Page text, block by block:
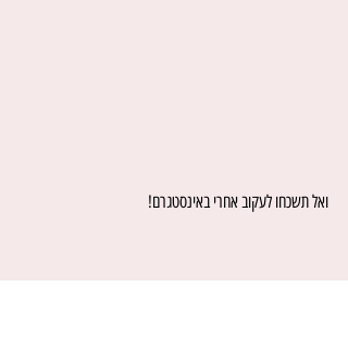
ואל תשכחו לעקוב אחרי באינסטגרם!